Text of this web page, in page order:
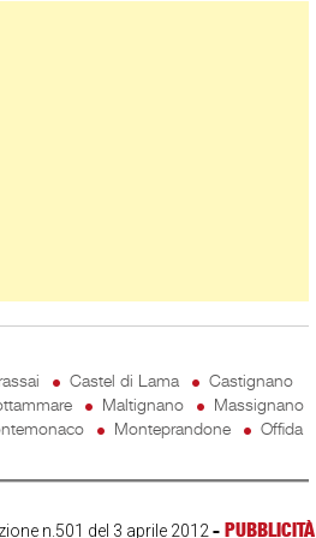
Castel di Lama
Castignano
Maltignano
Massignano
Monteprandone
Offida
n.501 del 3 aprile 2012- PUBBLICITÀ